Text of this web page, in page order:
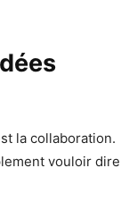
la collaboration.
vouloir dire